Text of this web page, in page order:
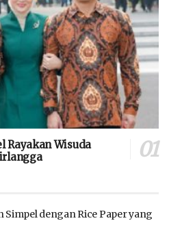
Rayakan Wisuda
Simpel dengan Rice Paper yang